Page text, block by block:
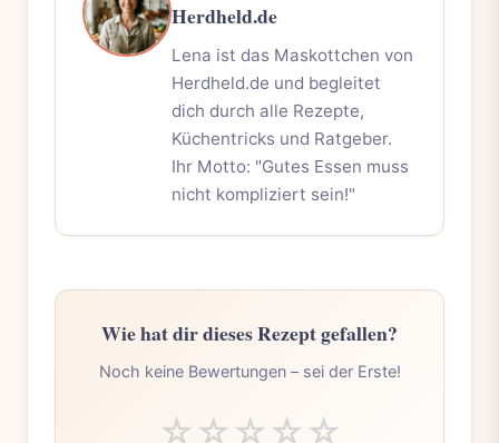
Herdheld.de
Lena ist das Maskottchen von
Herdheld.de und begleitet
dich durch alle Rezepte,
Küchentricks und Ratgeber.
Ihr Motto: "Gutes Essen muss
nicht kompliziert sein!"
Wie hat dir dieses Rezept gefallen?
Noch keine Bewertungen – sei der Erste!
☆☆☆☆☆